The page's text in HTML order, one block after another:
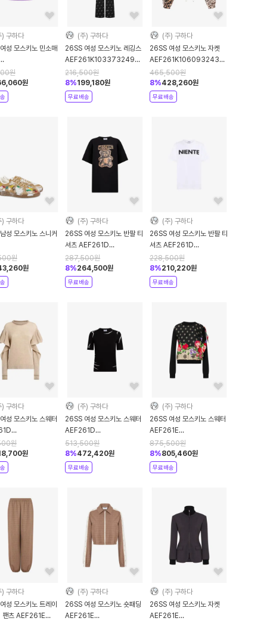
) 구하다
성 모스키노 민소매
DOM
원
원
(주) 구하다
26SS 여성 모스키노 레깅스
AEF261K103373249AEF1555
Black DOM
216,500원
8%199,180원
무료배송
(주) 구하다
26SS 여성 모스키노 자켓
AEF261K106093243AEF1101
Brown DOM
465,500원
8%428,260원
무료배송
) 구하다
성 모스키노 스니커
원
원
(주) 구하다
26SS 여성 모스키노 반팔 티
셔츠 AEF261D
07130441AEF1555
Black DOM
287,500원
8%264,500원
무료배송
(주) 구하다
26SS 여성 모스키노 반팔 티
셔츠 AEF261D
07080441AEF1001
White DOM
228,500원
8%210,220원
무료배송
) 구하다
성 모스키노 스웨터
DOM
원
원
(주) 구하다
26SS 여성 모스키노 스웨터
AEF261D
09210400AEF4555
Black DOM
513,500원
8%472,420원
무료배송
(주) 구하다
26SS 여성 모스키노 스웨터
AEF261E
09220502AEF0555
Black DOM
875,500원
8%805,460원
무료배송
) 구하다
성 모스키노 트레이
팬츠 AEF261E
(주) 구하다
26SS 여성 모스키노 숏패딩
AEF261E
(주) 구하다
26SS 여성 모스키노 자켓
AEF261E